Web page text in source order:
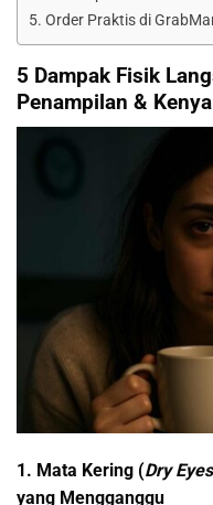
Order Praktis di
5 Dampak Fisik
Penampilan &
1. Mata Kering (Dry
yang Mengganggu